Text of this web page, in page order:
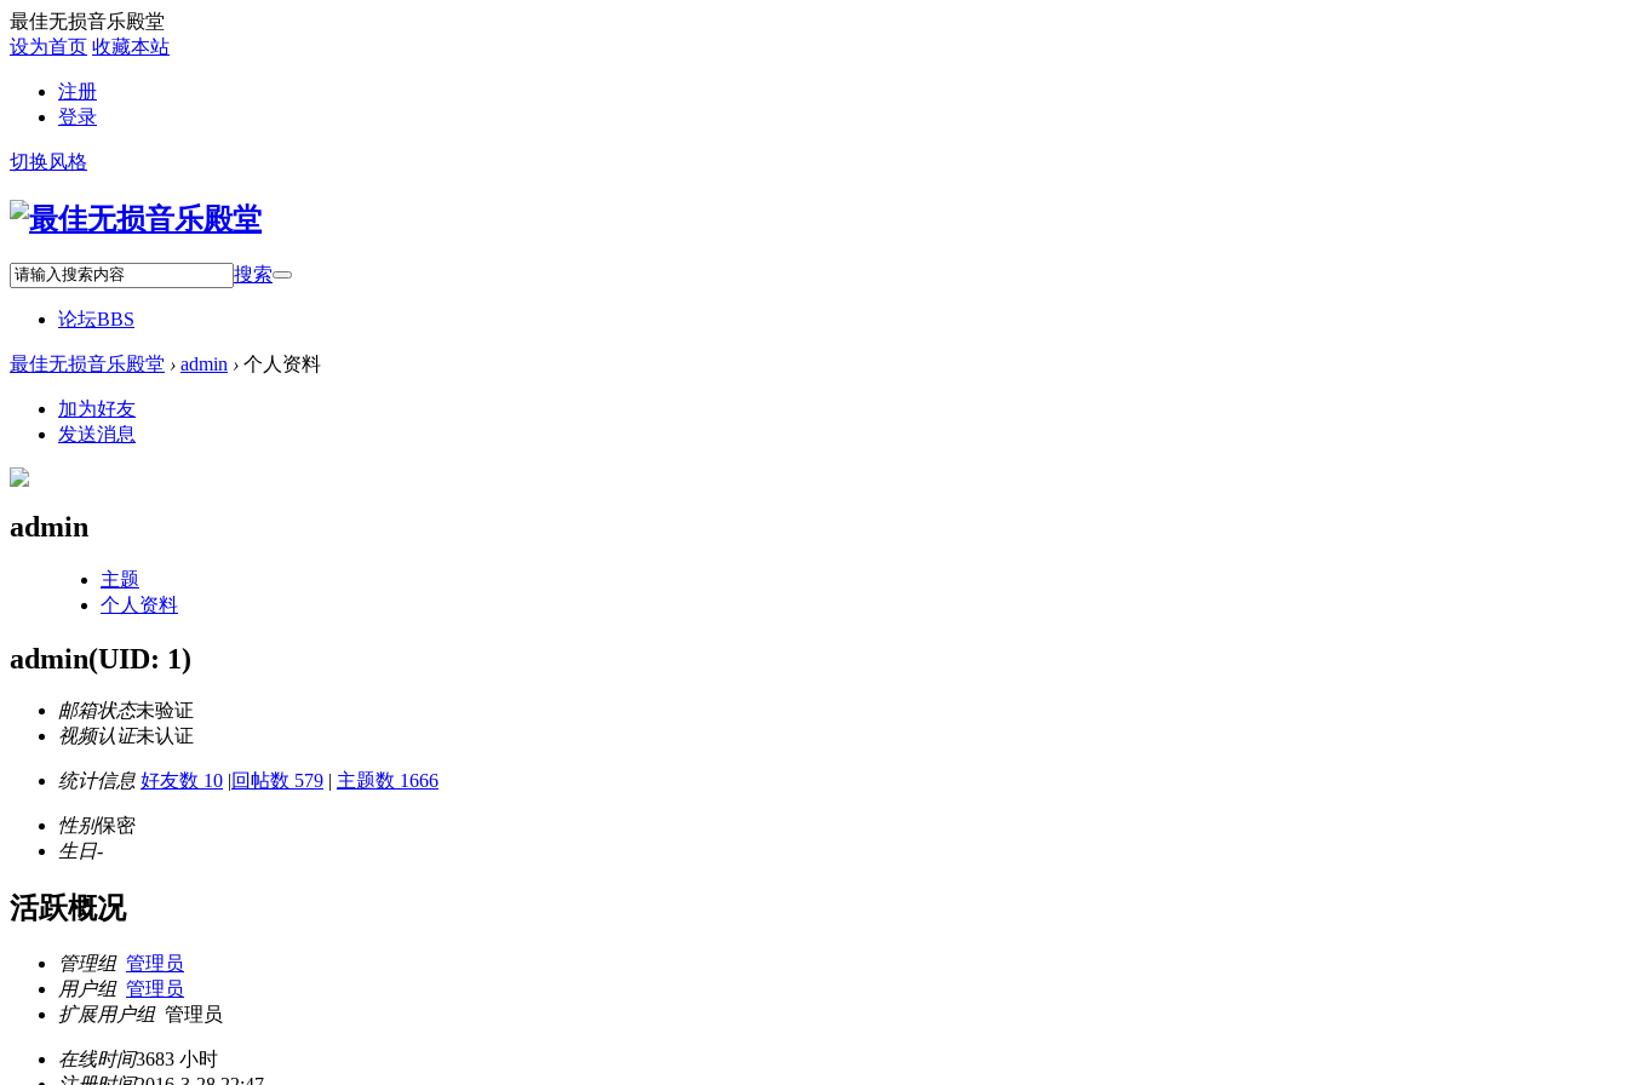
最佳无损音乐殿堂
设为首页 收藏本站
注册
登录
切换风格
搜索
论坛BBS
最佳无损音乐殿堂 › admin › 个人资料
加为好友
发送消息
admin
主题
个人资料
admin(UID: 1)
邮箱状态未验证
视频认证未认证
统计信息 好友数 10 |回帖数 579 | 主题数 1666
性别保密
生日-
活跃概况
管理组 管理员
用户组 管理员
扩展用户组 管理员
在线时间3683 小时